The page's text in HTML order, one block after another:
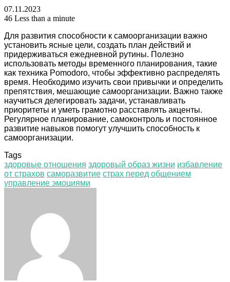
07.11.2023
46 Less than a minute
Для развития способности к самоорганизации важно
установить ясные цели, создать план действий и
придерживаться ежедневной рутины. Полезно
использовать методы временного планирования, такие
как техника Pomodoro, чтобы эффективно распределять
время. Необходимо изучить свои привычки и определить
препятствия, мешающие самоорганизации. Важно также
научиться делегировать задачи, устанавливать
приоритеты и уметь грамотно расставлять акценты.
Регулярное планирование, самоконтроль и постоянное
развитие навыков помогут улучшить способность к
самоорганизации.
Tags
здоровые отношения здоровый образ жизни избавление
от страхов саморазвитие страх перед общением
управление эмоциями